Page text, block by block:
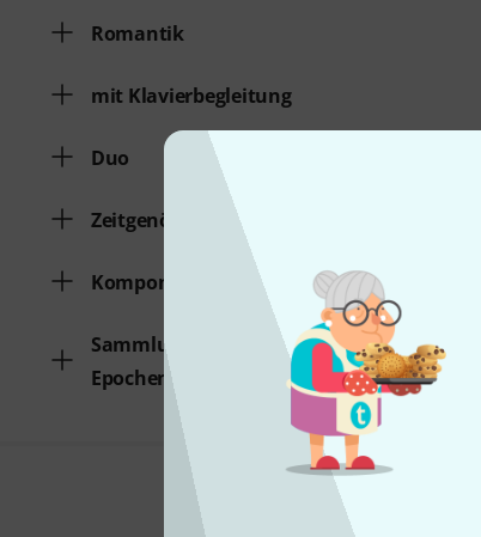
Romantik
mit Klavierbegleitung
Duo
Zeitgenössische Klassik
Komponist
Sammlungen verschiedener
Epochen